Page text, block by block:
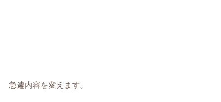
急遽内容を変えます。